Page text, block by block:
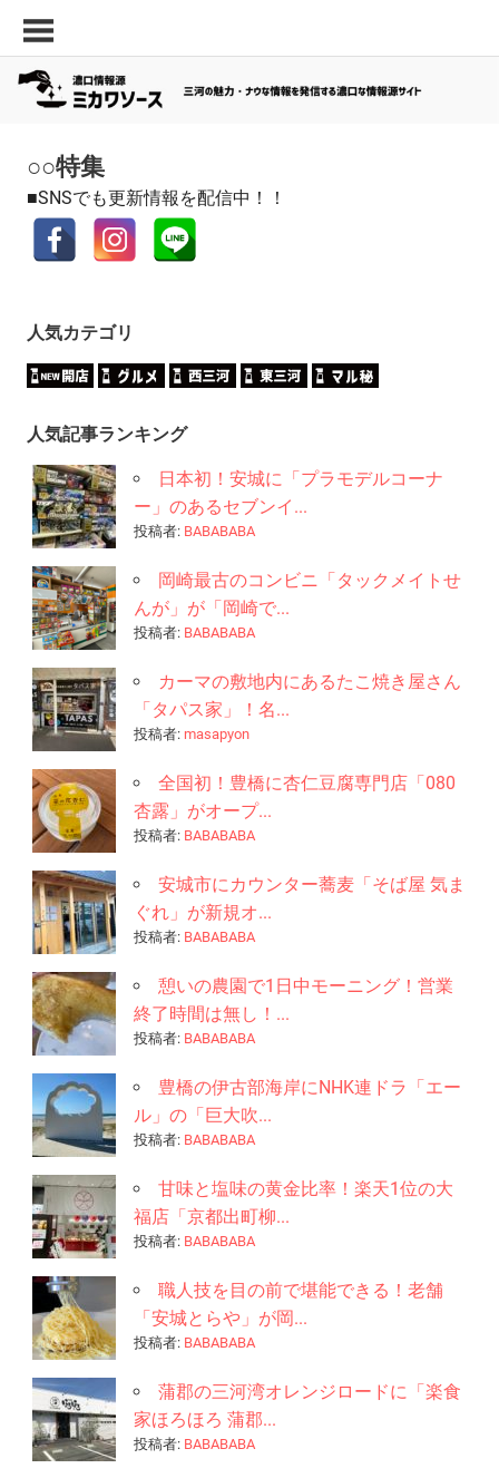
口
情
源
「ミ
カ
ソ
ー
ス」
の
面
い
ス
ポ
ッ
ト・
飲
食
な
の
情
報
発
信
す
る
生
活
調
味
料
サ
イ
ト
○○特集
■SNSでも更新情報を配信中！！
人気カテゴリ
人気記事ランキング
日本初！安城に「プラモデルコーナ
ー」のあるセブンイ...
投稿者: BABABABA
岡崎最古のコンビニ「タックメイトせ
んが」が「岡崎で...
投稿者: BABABABA
カーマの敷地内にあるたこ焼き屋さん
「タパス家」！名...
投稿者: masapyon
全国初！豊橋に杏仁豆腐専門店「080
杏露」がオープ...
投稿者: BABABABA
安城市にカウンター蕎麦「そば屋 気ま
ぐれ」が新規オ...
投稿者: BABABABA
憩いの農園で1日中モーニング！営業
終了時間は無し！...
投稿者: BABABABA
豊橋の伊古部海岸にNHK連ドラ「エー
ル」の「巨大吹...
投稿者: BABABABA
甘味と塩味の黄金比率！楽天1位の大
福店「京都出町柳...
投稿者: BABABABA
職人技を目の前で堪能できる！老舗
「安城とらや」が岡...
投稿者: BABABABA
蒲郡の三河湾オレンジロードに「楽食
家ほろほろ 蒲郡...
投稿者: BABABABA